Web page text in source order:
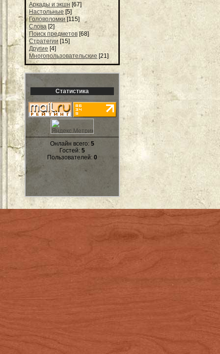
Аркады и экшн [67]
Настольные [5]
Головоломки [115]
Слова [2]
Поиск предметов [68]
Стратегии [15]
Другие [4]
Многопользовательские [21]
Статистика
Онлайн всего: 5
Гостей: 5
Пользователей: 0